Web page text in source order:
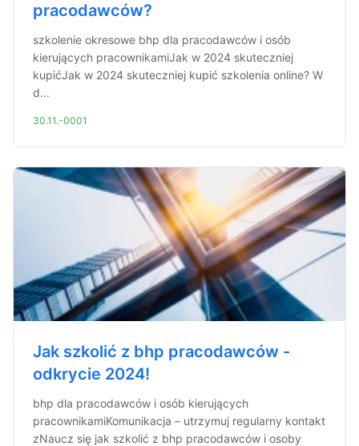
pracodawców?
szkolenie okresowe bhp dla pracodawców i osób
kierujących pracownikamiJak w 2024 skuteczniej
kupićJak w 2024 skuteczniej kupić szkolenia online? W
d...
30.11.-0001
Jak szkolić z bhp pracodawców -
odkrycie 2024!
bhp dla pracodawców i osób kierujących
pracownikamiKomunikacja – utrzymuj regularny kontakt
zNaucz się jak szkolić z bhp pracodawców i osoby